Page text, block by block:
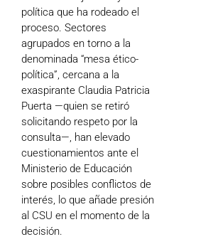
política que ha rodeado el
proceso. Sectores
agrupados en torno a la
denominada “mesa ético-
política”, cercana a la
exaspirante Claudia Patricia
Puerta —quien se retiró
solicitando respeto por la
consulta—, han elevado
cuestionamientos ante el
Ministerio de Educación
sobre posibles conflictos de
interés, lo que añade presión
al CSU en el momento de la
decisión.